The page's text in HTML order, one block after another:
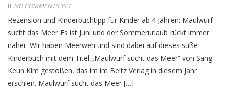
NO COMMENTS YET
Rezension und Kinderbuchtipp für Kinder ab 4 Jahren: Maulwurf
sucht das Meer Es ist Juni und der Sommerurlaub rückt immer
näher. Wir haben Meerweh und sind dabei auf dieses süße
Kinderbuch mit dem Titel „Maulwurf sucht das Meer“ von Sang-
Keun Kim gestoßen, das im im Beltz Verlag in diesem Jahr
erschien. Maulwurf sucht das Meer […]